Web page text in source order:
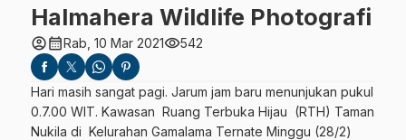
Halmahera Wildlife Photografi
account_circlecalendar_monthRab, 10 Mar 2021visibility542
Hari masih sangat pagi. Jarum jam baru menunjukan pukul
0.7.00 WIT. Kawasan Ruang Terbuka Hijau (RTH) Taman
Nukila di Kelurahan Gamalama Ternate Minggu (28/2)